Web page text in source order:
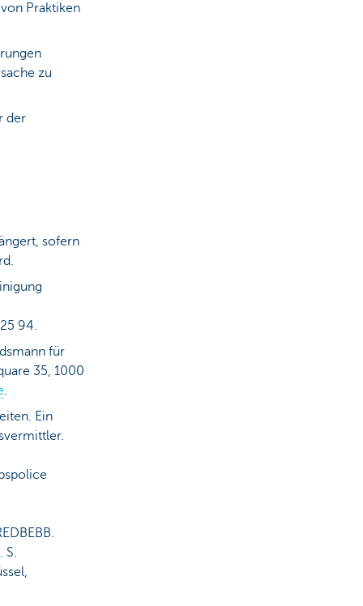
Praktiken
zu
der
sofern
94.
für
35, 1000
.
Ein
S.